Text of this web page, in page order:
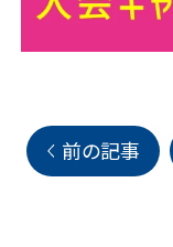
前の記事